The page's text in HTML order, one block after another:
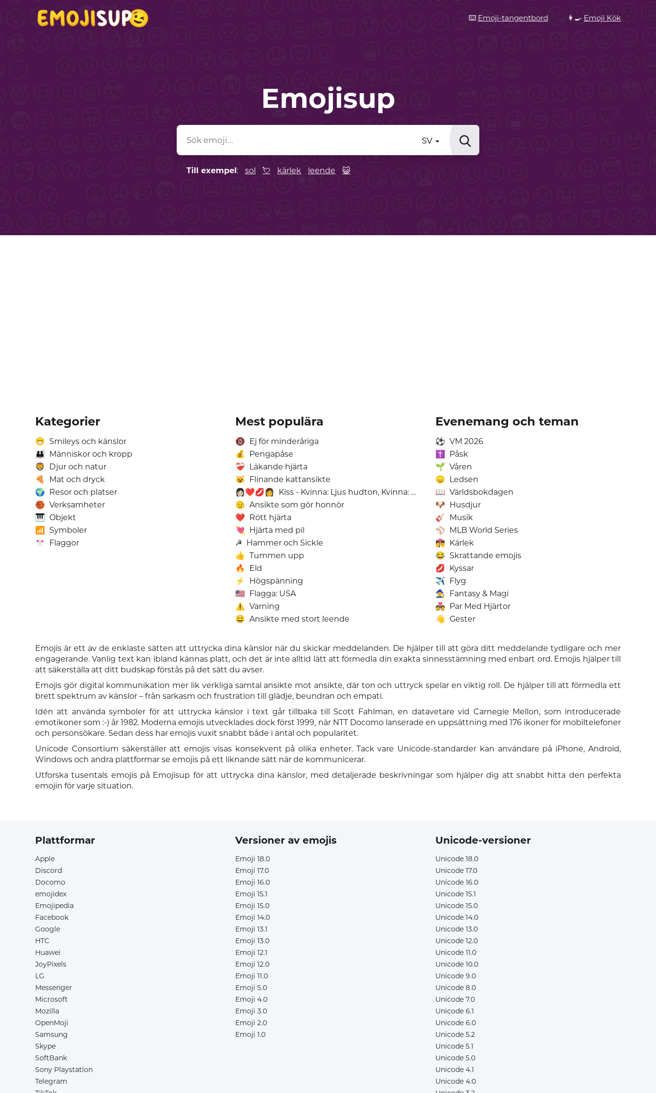
⌨️ Emoji-tangentbord 👩‍🍳 Emoji Kök
Emojisup
SV
Till exempel: sol 💘 kärlek leende 😺
Kategorier
😁 Smileys och känslor
👪
Människor och kropp
🦁
Djur och natur
🍕
Mat och dryck
🌍 Resor och platser
🏀 Verksamheter
🎹 Objekt
📶
Symboler
🎌 Flaggor
Mest populära
🔞 Ej för minderåriga
💰
Pengapåse
❤️‍🩹 Läkande hjärta
😺 Flinande kattansikte
👩🏻‍❤️‍💋‍👩
Kiss - Kvinna: Ljus hudton, Kvinna: Utan Hudton
🫡 Ansikte som gör honnör
❤️ Rött hjärta
💘 Hjärta med pil
☭ Hammer och Sickle
👍 Tummen upp
🔥
Eld
⚡
Högspänning
🇺🇸 Flagga: USA
⚠️ Varning
😀 Ansikte med stort leende
Evenemang och teman
⚽ VM 2026
✝️
Påsk
🌱 Våren
😞 Ledsen
📖 Världsbokdagen
🐶 Husdjur
🎸 Musik
⚾ MLB World Series
👩‍❤️‍💋‍👨 Kärlek
😂 Skrattande emojis
💋 Kyssar
✈️ Flyg
🧙 Fantasy & Magi
💑 Par Med Hjärtor
👋 Gester
Emojis är ett av de enklaste sätten att uttrycka dina känslor när du skickar meddelanden. De hjälper till att göra ditt meddelande tydligare och mer
engagerande. Vanlig text kan ibland kännas platt, och det är inte alltid lätt att förmedla din exakta sinnesstämning med enbart ord. Emojis hjälper till
att säkerställa att ditt budskap förstås på det sätt du avser.
Emojis gör digital kommunikation mer lik verkliga samtal ansikte mot ansikte, där ton och uttryck spelar en viktig roll. De hjälper till att förmedla ett
brett spektrum av känslor – från sarkasm och frustration till glädje, beundran och empati.
Idén att använda symboler för att uttrycka känslor i text går tillbaka till Scott Fahlman, en datavetare vid Carnegie Mellon, som introducerade
emotikoner som :-) år 1982. Moderna emojis utvecklades dock först 1999, när NTT Docomo lanserade en uppsättning med 176 ikoner för mobiltelefoner
och personsökare. Sedan dess har emojis vuxit snabbt både i antal och popularitet.
Unicode Consortium säkerställer att emojis visas konsekvent på olika enheter. Tack vare Unicode-standarder kan användare på iPhone, Android,
Windows och andra plattformar se emojis på ett liknande sätt när de kommunicerar.
Utforska tusentals emojis på Emojisup för att uttrycka dina känslor, med detaljerade beskrivningar som hjälper dig att snabbt hitta den perfekta
emojin för varje situation.
Plattformar
Apple
Discord
Docomo
emojidex
Emojipedia
Facebook
Google
HTC
Huawei
JoyPixels
LG
Messenger
Microsoft
Mozilla
OpenMoji
Samsung
Skype
SoftBank
Sony Playstation
Telegram
Versioner av emojis
Emoji 18.0
Emoji 17.0
Emoji 16.0
Emoji 15.1
Emoji 15.0
Emoji 14.0
Emoji 13.1
Emoji 13.0
Emoji 12.1
Emoji 12.0
Emoji 11.0
Emoji 5.0
Emoji 4.0
Emoji 3.0
Emoji 2.0
Emoji 1.0
Unicode-versioner
Unicode 18.0
Unicode 17.0
Unicode 16.0
Unicode 15.1
Unicode 15.0
Unicode 14.0
Unicode 13.0
Unicode 12.0
Unicode 11.0
Unicode 10.0
Unicode 9.0
Unicode 8.0
Unicode 7.0
Unicode 6.1
Unicode 6.0
Unicode 5.2
Unicode 5.1
Unicode 5.0
Unicode 4.1
Unicode 4.0